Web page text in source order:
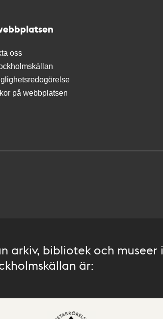
oss
på webbplatsen
arkiv, bibliotek och museer i
är: